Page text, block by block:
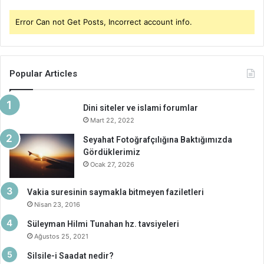
Error Can not Get Posts, Incorrect account info.
Popular Articles
Dini siteler ve islami forumlar
Mart 22, 2022
Seyahat Fotoğrafçılığına Baktığımızda
Gördüklerimiz
Ocak 27, 2026
Vakia suresinin saymakla bitmeyen faziletleri
Nisan 23, 2016
Süleyman Hilmi Tunahan hz. tavsiyeleri
Ağustos 25, 2021
Silsile-i Saadat nedir?